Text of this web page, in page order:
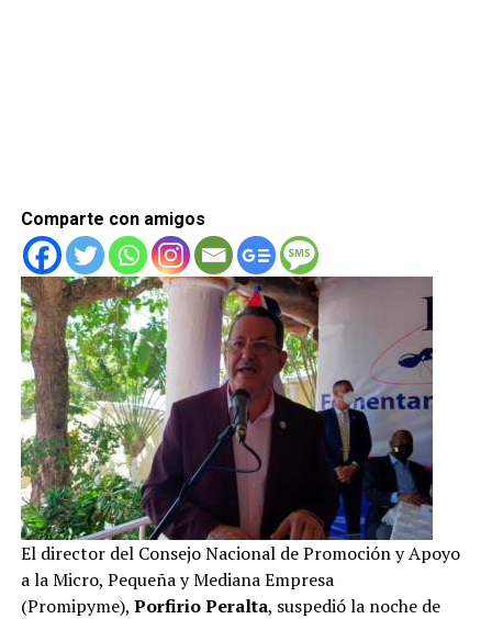
Comparte con amigos
El director del Consejo Nacional de Promoción y Apoyo
a la Micro, Pequeña y Mediana Empresa
(Promipyme), Porfirio Peralta, suspedió la noche de